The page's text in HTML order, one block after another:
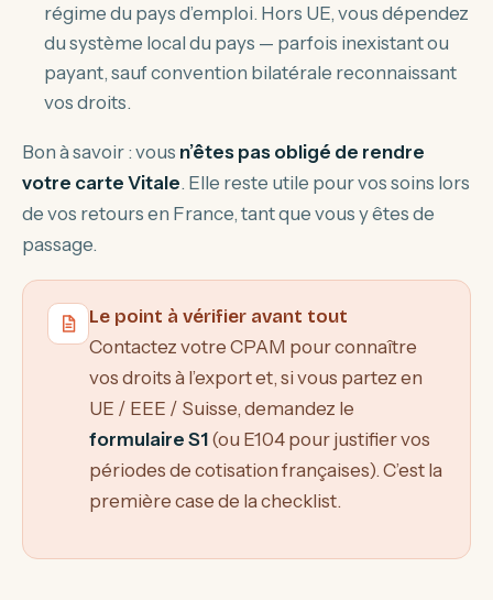
régime du pays d’emploi. Hors UE, vous dépendez
du système local du pays — parfois inexistant ou
payant, sauf convention bilatérale reconnaissant
vos droits.
Bon à savoir : vous n’êtes pas obligé de rendre
votre carte Vitale. Elle reste utile pour vos soins lors
de vos retours en France, tant que vous y êtes de
passage.
Le point à vérifier avant tout
Contactez votre CPAM pour connaître
vos droits à l’export et, si vous partez en
UE / EEE / Suisse, demandez le
formulaire S1 (ou E104 pour justifier vos
périodes de cotisation françaises). C’est la
première case de la checklist.